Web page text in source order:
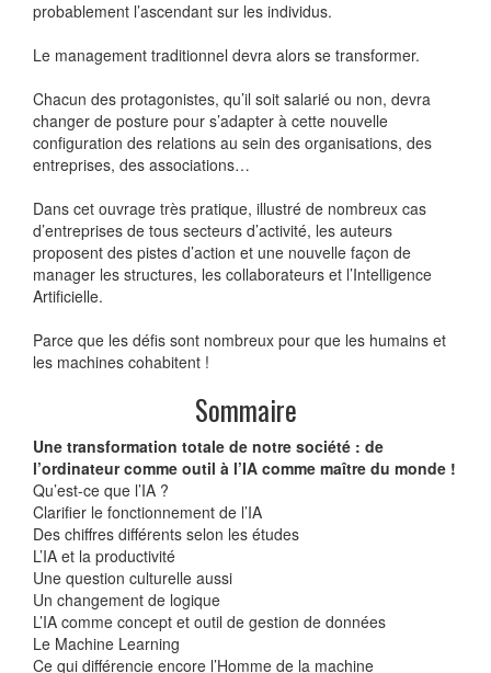
probablement l’ascendant sur les individus.
Le management traditionnel devra alors se transformer.
Chacun des protagonistes, qu’il soit salarié ou non, devra
changer de posture pour s’adapter à cette nouvelle
configuration des relations au sein des organisations, des
entreprises, des associations…
Dans cet ouvrage très pratique, illustré de nombreux cas
d’entreprises de tous secteurs d’activité, les auteurs
proposent des pistes d’action et une nouvelle façon de
manager les structures, les collaborateurs et l’Intelligence
Artificielle.
Parce que les défis sont nombreux pour que les humains et
les machines cohabitent !
Sommaire
Une transformation totale de notre société : de
l’ordinateur comme outil à l’IA comme maître du monde !
Qu’est-ce que l’IA ?
Clarifier le fonctionnement de l’IA
Des chiffres différents selon les études
L’IA et la productivité
Une question culturelle aussi
Un changement de logique
L’IA comme concept et outil de gestion de données
Le Machine Learning
Ce qui différencie encore l’Homme de la machine